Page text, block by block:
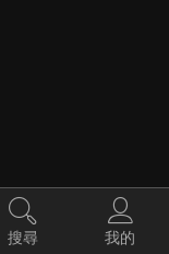
搜尋 我的